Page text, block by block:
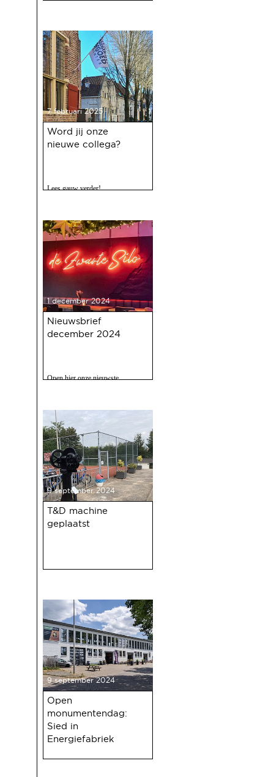
7 februari 2025
Word jij onze
nieuwe collega?
Lees gauw verder!
1 december 2024
Nieuwsbrief
december 2024
Open hier onze nieuwste
12 december a.s.
9 september 2024
T&D machine
geplaatst
9 september 2024
Open
monumentendag:
Sied in
Energiefabriek